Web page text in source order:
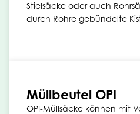
Stielsäcke oder auch
durch Rohre gebündelte
Müllbeutel OPI
OPI-Müllsäcke können mit